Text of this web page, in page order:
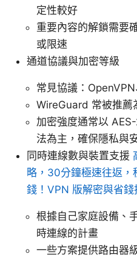
定性較好
重要內容的解鎖需要
或限速
通道協議與加密等級
常見協議：
WireGuard 常被推薦
加密強度通常以
法為主，確保隱私與
同時連線數與裝置支援
略，30分鐘極速往返，
錢！VPN 版解密與省錢
根據自己家庭設備、
時連線的計畫
一些方案提供路由器